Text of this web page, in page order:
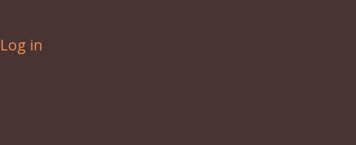
Log in